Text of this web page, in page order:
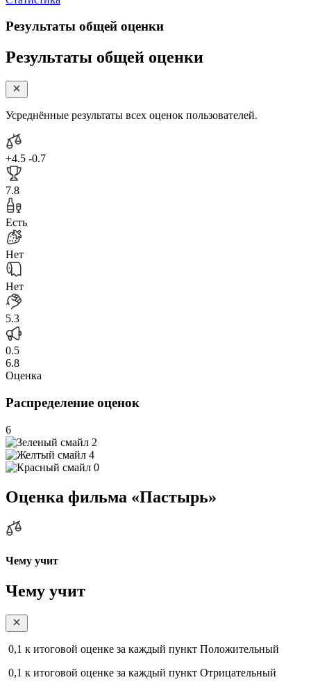
Результаты общей оценки
Результаты общей оценки
Усреднённые результаты всех оценок пользователей.
+4.5 -0.7
7.8
Есть
Нет
Нет
5.3
0.5
6.8
Оценка
Распределение оценок
6
2
4
0
Оценка фильма «Пастырь»
Чему учит
Чему учит
0,1 к итоговой оценке за каждый пункт Положительный
0,1 к итоговой оценке за каждый пункт Отрицательный